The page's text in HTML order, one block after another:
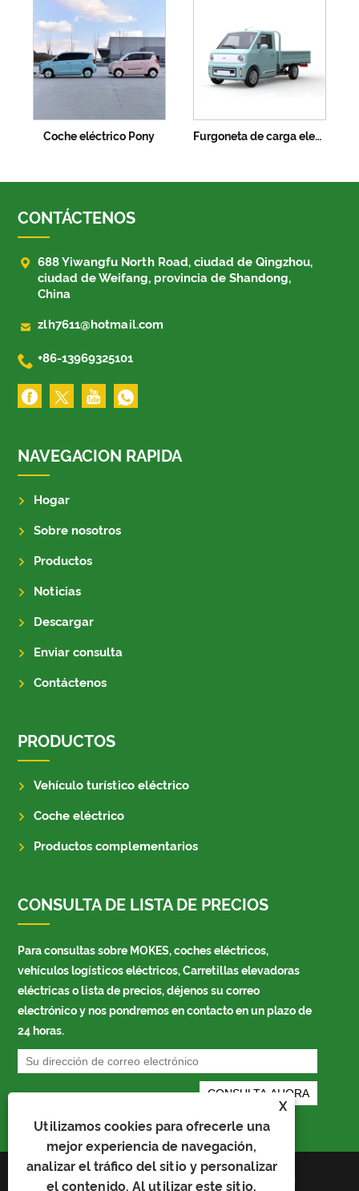
Coche eléctrico Pony Furgoneta de carga electrica
X
Utilizamos cookies para ofrecerle una
mejor experiencia de navegación,
analizar el tráfico del sitio y personalizar
el contenido. Al utilizar este sitio,
CONTÁCTENOS
 688 Yiwangfu North Road, ciudad de Qingzhou,
ciudad de Weifang, provincia de Shandong,
China
 zlh7611@hotmail.com
 +86-13969325101
NAVEGACION RAPIDA
Hogar
Sobre nosotros
Productos
Noticias
Descargar
Enviar consulta
Contáctenos
PRODUCTOS
Vehículo turístico eléctrico
Coche eléctrico
Productos complementarios
CONSULTA DE LISTA DE PRECIOS
Para consultas sobre MOKES, coches eléctricos,
vehículos logísticos eléctricos, Carretillas elevadoras
eléctricas o lista de precios, déjenos su correo
electrónico y nos pondremos en contacto en un plazo de
24 horas.
Links